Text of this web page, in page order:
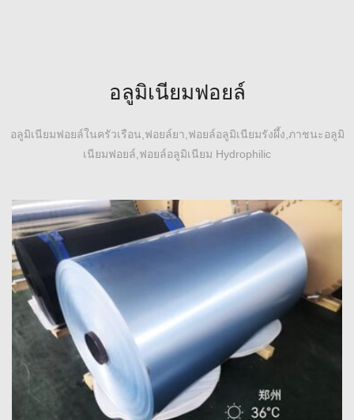
เป็นอะลูมิเนียมอัลลอยด์แข็งที่รักษาความร้อนได้โดดเด่นในกลุ่ม
อะลูมิเนียม-ทองแดง-แมกนีเซียม (2000 ชุด).
อลูมิเนียมฟอยล์
อลูมิเนียมฟอยล์ในครัวเรือน,ฟอยล์ยา,ฟอยล์อลูมิเนียมรังผึ้ง,ภาชนะอลูมิ
เนียมฟอยล์,ฟอยล์อลูมิเนียม Hydrophilic